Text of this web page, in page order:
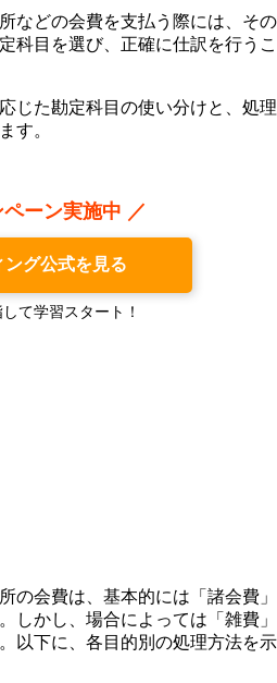
などの会費を支払う際には、その
科目を選び、正確に仕訳を行うこ
じた勘定科目の使い分けと、処理
す。
ーン実施中 ／
ング公式を見る
て学習スタート！
の会費は、基本的には「諸会費」
しかし、場合によっては「雑費」
以下に、各目的別の処理方法を示